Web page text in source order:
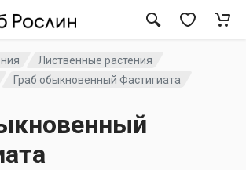
Лиственные растения
Граб обыкновенный Фастигиата